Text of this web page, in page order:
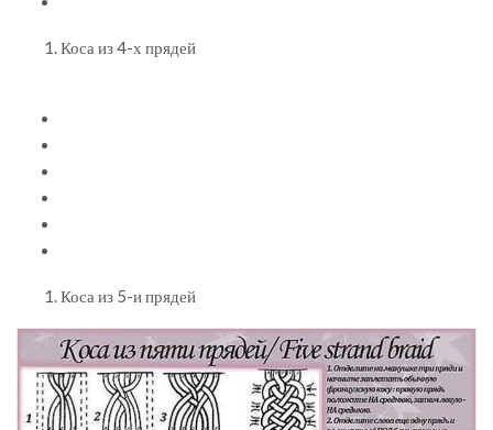
Коса из 4-х прядей
Коса из 5-и прядей